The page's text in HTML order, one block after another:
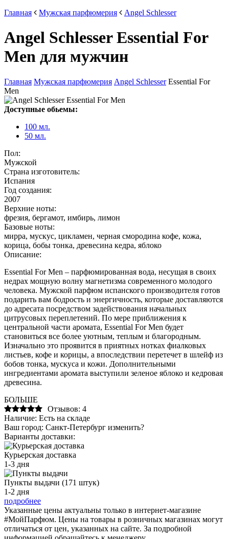
Главная
Мужская парфюмерия Angel Schlesser
Angel Schlesser Essential For
Men для мужчин
Главная Мужская парфюмерия Angel Schlesser Essential For
Men
Доступные обьемы:
100 мл.
50 мл.
Пол:
Мужской
Страна изготовитель:
Испания
Год создания:
2007
Верхние ноты:
фрезия, бергамот, имбирь, лимон
Базовые ноты:
мирра, мускус, цикламен, черная смородина кофе, кожа,
корица, бобы тонка, древесина кедра, яблоко
Описание:
Essential For Men – парфюмированная вода, несущая в своих
недрах мощную волну магнетизма современного молодого
человека. Мужской парфюм испанского производителя готов
подарить вам бодрость и энергичность, которые доставляются
до адресата посредством задействования начальных
цитрусовых переплетений. По мере приближения к
центральной части аромата, Essential For Men будет
становиться все более уютным, теплым и благородным.
Изначально это проявится в приятных нотках фиалковых
листьев, кофе и корицы, а впоследствии перетечет в шлейф из
бобов тонка, мускуса и кожи. Дополнительными
ингредиентами аромата выступили зеленое яблоко и кедровая
древесина.
БОЛЬШЕ
Отзывов: 4
Наличие: Есть на складе
Ваш город: Санкт-Петербург изменить?
Варианты доставки:
Курьерская доставка
1-3 дня
Пункты выдачи (171 штук)
1-2 дня
подробнее
Указанные цены актуальны только в интернет-магазине
#МойПарфюм. Цены на товары в розничных магазинах могут
отличаться от цен, указанных на сайте. За подробной